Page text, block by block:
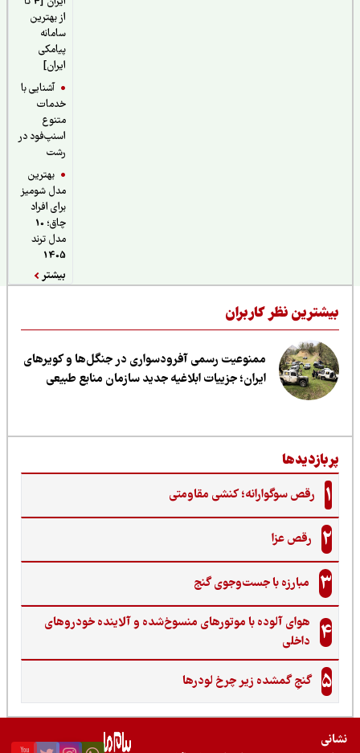
از بهترین
سامانه
پیامکی
آشنایی با
خدمات
اسنپ‌فود در
بهترین
مدل شومیز
برای افراد
چاق؛ 10
مدل ترند
نظر کاربران
ممنوعیت رسمی آفرودسواری در جنگل‌ها و کویرهای
ایران؛ جزییات ابلاغیه جدید سازمان منابع طبیعی
رقص سوگوارانه؛ کنشی مقاومتی
رقص عزا
مبارزه با جست‌وجوی گنج‌
هوای آلوده با موتورهای منسوخ‌شده و آلاینده خودروهای
داخلی
گنجِ گمشده زیر چرخ لودرها